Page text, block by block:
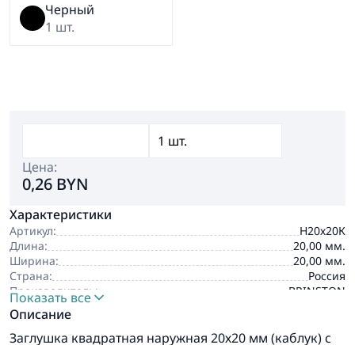
Черный
1 шт.
Цена:
0,26 BYN
Характеристики
Артикул:
Н20х20К
Длина:
20,00 мм.
Ширина:
20,00 мм.
Страна:
Россия
Производитель:
BRINSTON
Показать все
Описание
Заглушка квадратная наружная 20х20 мм (каблук) с